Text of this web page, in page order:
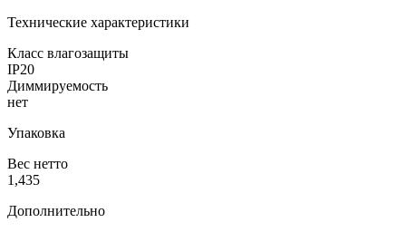
Технические характеристики
Класс влагозащиты
IP20
Диммируемость
нет
Упаковка
Вес нетто
1,435
Дополнительно